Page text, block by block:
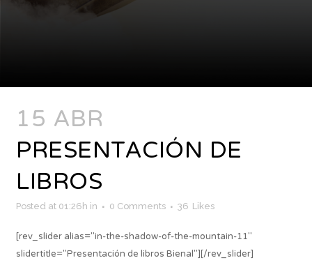
15 ABR
PRESENTACIÓN DE
LIBROS
Posted at 01:26h in 0 Comments 36 Likes
[rev_slider alias="in-the-shadow-of-the-mountain-11"
slidertitle="Presentación de libros Bienal"][/rev_slider]